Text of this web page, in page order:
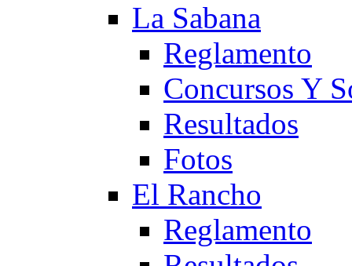
La Sabana
Reglamento
Concursos Y
Resultados
Fotos
El Rancho
Reglamento